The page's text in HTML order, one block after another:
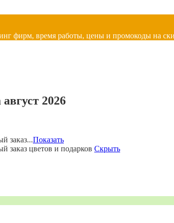
фирм, время работы, цены и промокоды на
2026
заказ...Показать
заказ цветов и подарков Скрыть